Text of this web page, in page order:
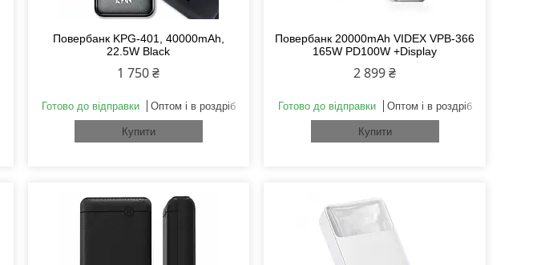
Повербанк KPG-401, 40000mAh,
22.5W Black
1 750 ₴
Готово до відправки Оптом і в роздріб
Купити
Повербанк 20000mAh VIDEX VPB-366
165W PD100W +Display
2 899 ₴
Готово до відправки Оптом і в роздріб
Купити